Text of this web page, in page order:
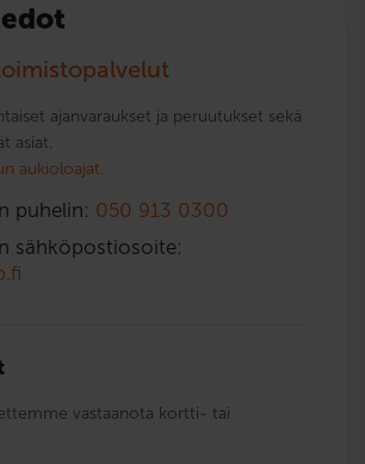
ajanvaraukset ja peruutukset sekä
asiat.
aukioloajat.
puhelin: 050 913 0300
sähköpostiosoite:
vastaanota kortti- tai